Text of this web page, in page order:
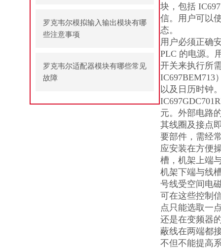
罗克韦尔模拟输入输出模块有哪
些注意事项
罗克韦尔适配器模块有哪些常见
故障
块，包括
信。用户可以
态。
用户必须正确
PLC 的电源。
开关来执行所
IC697BEM713
以及日历时钟
元。外部电路
其线圈及接点
要部件，需经
应安装在方便
槽，机架上端
机架下端与线
号线受空间电
可在这些控制
点只能选取一
还是在变频器
蔽线在两端都
不但不能提高